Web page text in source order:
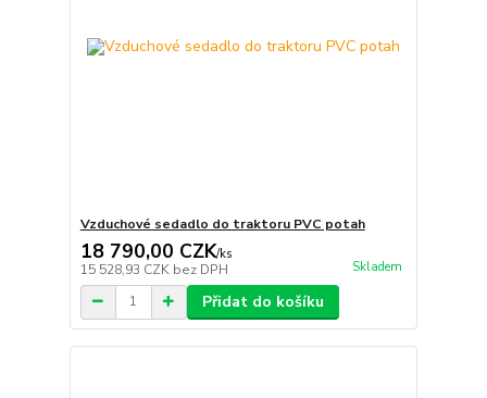
Vzduchové sedadlo do traktoru PVC potah
18 790,00 CZK/ks
15 528,93 CZK bez DPH Skladem
Přidat do košíku